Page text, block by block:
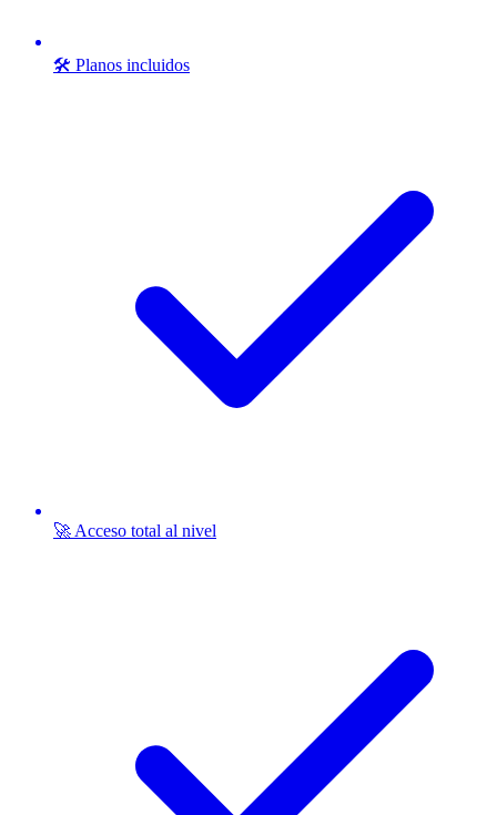
🛠️ Planos incluidos
🚀 Acceso total al nivel